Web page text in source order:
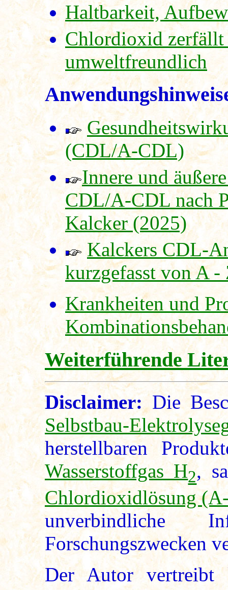
Haltbarkeit,
Chlordioxid zerfällt
umweltfreundlich
(CDL/A-CDL)
Innere und
CDL/A-CDL nach
Kalcker (2025)
Kalckers CDL-
kurzgefasst von A -
Krankheiten und
Weiterführende
Disclaimer:Die
Selbstbau-
herstellbaren
Wasserstoffgas H2,
Chlordioxidlösung
unverbindliche
Forschungszwecken
Der Autor vertreibt